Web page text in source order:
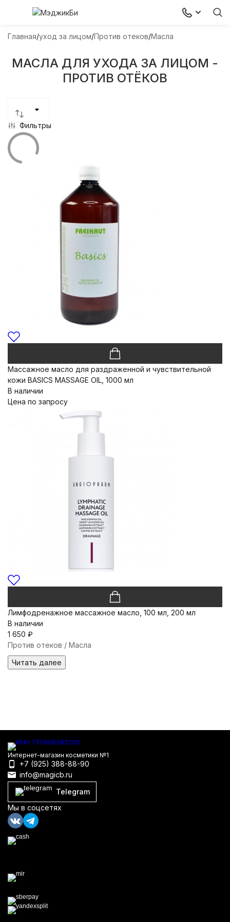
Главная уход за лицом Против отеков Масла
МАСЛА ДЛЯ УХОДА ЗА ЛИЦОМ -
ПРОТИВ ОТЁКОВ
Фильтры
Массажное масло для раздраженной и чувствительной
кожи BASICS MASSAGE OIL, 1000 мл
В наличии
Цена по запросу
Лимфодренажное массажное масло, 100 мл, 200 мл
В наличии
1 650 ₽
Против отеков / Масла
Читать далее
Интернет-магазин косметики №1
+7 (925) 388-88-90
info@magicb.ru
Telegram
Мы в соцсетях